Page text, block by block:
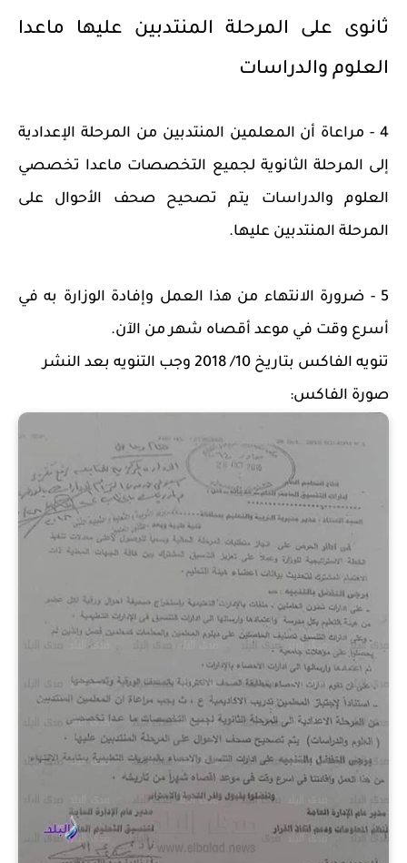
ثانوى على المرحلة المنتدبين عليها ماعدا
العلوم والدراسات
4 - مراعاة أن المعلمين المنتدبين من المرحلة الإعدادية
إلى المرحلة الثانوية لجميع التخصصات ماعدا تخصصي
العلوم والدراسات يتم تصحيح صحف الأحوال على
المرحلة المنتدبين عليها.
5 - ضرورة الانتهاء من هذا العمل وإفادة الوزارة به في
أسرع وقت في موعد أقصاه شهر من الآن.
تنويه الفاكس بتاريخ 10/ 2018 وجب التنويه بعد النشر
صورة الفاكس: